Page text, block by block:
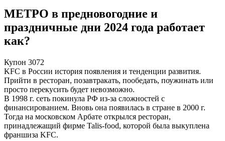
МЕТРО в предновогодние и
праздничные дни 2024 года работает
как?
Купон 3072
KFC в России история появления и тенденции развития.
Прийти в ресторан, позавтракать, пообедать, поужинать или
просто перекусить будет невозможно.
В 1998 г. сеть покинула РФ из-за сложностей с
финансированием. Вновь она появилась в стране в 2000 г.
Тогда на московском Арбате открылся ресторан,
принадлежащий фирме Talis-food, которой была выкуплена
франшиза KFC.